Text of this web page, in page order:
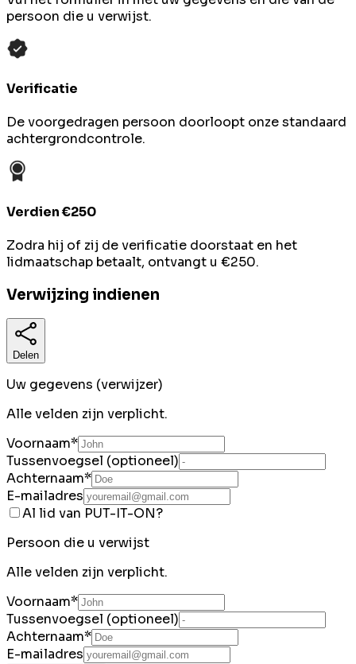
persoon die u verwijst.
Verificatie
De voorgedragen persoon doorloopt onze standaard
achtergrondcontrole.
Verdien €250
Zodra hij of zij de verificatie doorstaat en het
lidmaatschap betaalt, ontvangt u €250.
Verwijzing indienen
Delen
Uw gegevens (verwijzer)
Alle velden zijn verplicht.
Voornaam*
Tussenvoegsel (optioneel)
Achternaam*
E-mailadres
Al lid van PUT-IT-ON?
Persoon die u verwijst
Alle velden zijn verplicht.
Voornaam*
Tussenvoegsel (optioneel)
Achternaam*
E-mailadres